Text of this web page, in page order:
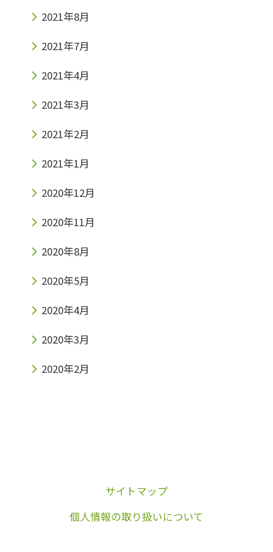
2021年8月
2021年7月
2021年4月
2021年3月
2021年2月
2021年1月
2020年12月
2020年11月
2020年8月
2020年5月
2020年4月
2020年3月
2020年2月
サイトマップ
個人情報の取り扱いについて